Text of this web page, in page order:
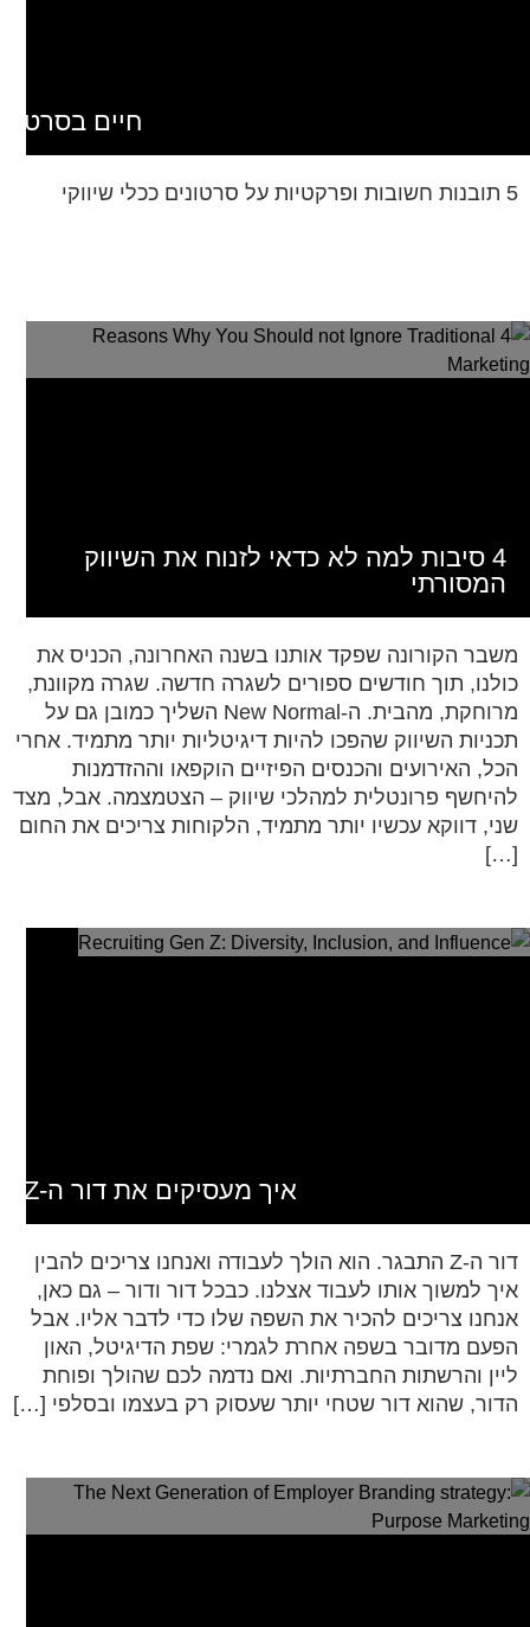
חיים בסרט
5 תובנות חשובות ופרקטיות על סרטונים ככלי שיווקי
4 סיבות למה לא כדאי לזנוח את השיווק
המסורתי
משבר הקורונה שפקד אותנו בשנה האחרונה, הכניס את
כולנו, תוך חודשים ספורים לשגרה חדשה. שגרה מקוונת,
מרוחקת, מהבית. ה-New Normal השליך כמובן גם על
תכניות השיווק שהפכו להיות דיגיטליות יותר מתמיד. אחרי
הכל, האירועים והכנסים הפיזיים הוקפאו וההזדמנות
להיחשף פרונטלית למהלכי שיווק – הצטמצמה. אבל, מצד
שני, דווקא עכשיו יותר מתמיד, הלקוחות צריכים את החום
[…]
איך מעסיקים את דור ה-Z
דור ה-Z התבגר. הוא הולך לעבודה ואנחנו צריכים להבין
איך למשוך אותו לעבוד אצלנו. כבכל דור ודור – גם כאן,
אנחנו צריכים להכיר את השפה שלו כדי לדבר אליו. אבל
הפעם מדובר בשפה אחרת לגמרי: שפת הדיגיטל, האון
ליין והרשתות החברתיות. ואם נדמה לכם שהולך ופוחת
הדור, שהוא דור שטחי יותר שעסוק רק בעצמו ובסלפי […]